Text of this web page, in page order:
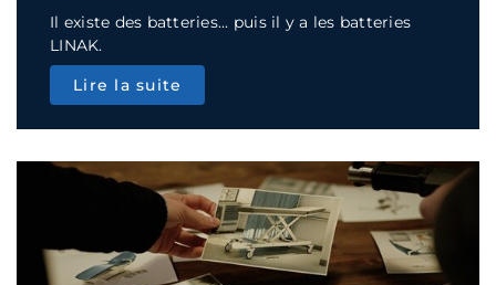
Il existe des batteries... puis il y a les batteries
LINAK.
Lire la suite